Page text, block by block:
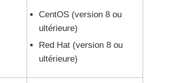
CentOS (version 8 ou
ultérieure)
Red Hat (version 8 ou
ultérieure)